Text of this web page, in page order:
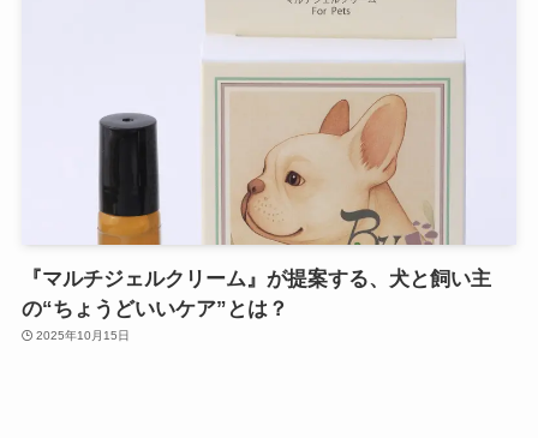
『マルチジェルクリーム』が提案する、犬と飼い主
の“ちょうどいいケア”とは？
2025年10月15日